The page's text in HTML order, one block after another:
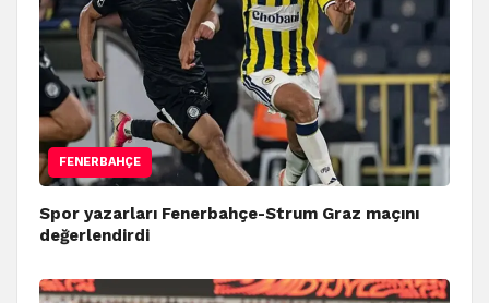
FENERBAHÇE
Spor yazarları Fenerbahçe-Strum Graz maçını
değerlendirdi